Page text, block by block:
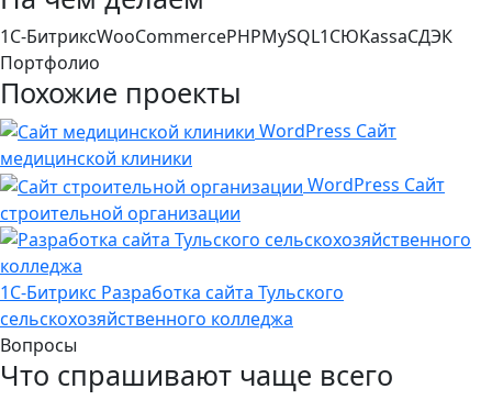
1С-БитриксWooCommercePHPMySQL1СЮKassaСДЭК
Портфолио
Похожие проекты
WordPress Сайт
медицинской клиники
WordPress Сайт
строительной организации
1С-Битрикс Разработка сайта Тульского
сельскохозяйственного колледжа
Вопросы
Что спрашивают чаще всего